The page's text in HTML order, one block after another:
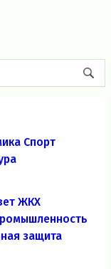
Спорт
ЖКХ
защита